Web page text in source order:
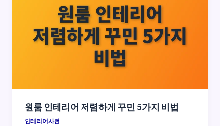
원룸 인테리어 저렴하게 꾸민 5가지 비법
인테리어사전